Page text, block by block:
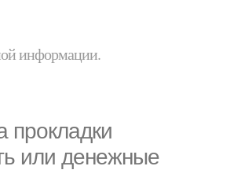
информации.
прокладки
или денежные